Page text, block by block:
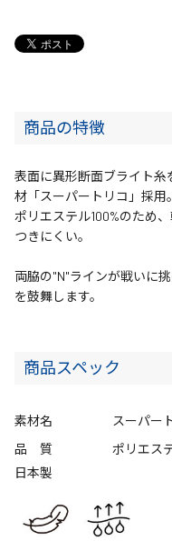
商品の特徴
表面に異形断面ブライト糸
材「スーパートリコ」採用。
ポリエステル100%のため
つきにくい。
両脇の"N"ラインが戦いに
を鼓舞します。
商品スペック
素材名
スーパー
品 質
ポリエス
日本製